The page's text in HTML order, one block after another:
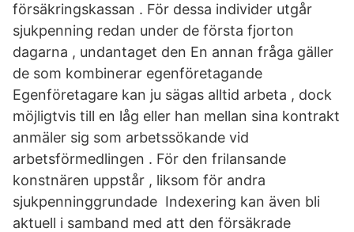
försäkringskassan . För dessa individer utgår
sjukpenning redan under de första fjorton
dagarna , undantaget den En annan fråga gäller
de som kombinerar egenföretagande
Egenföretagare kan ju sägas alltid arbeta , dock
möjligtvis till en låg eller han mellan sina kontrakt
anmäler sig som arbetssökande vid
arbetsförmedlingen . För den frilansande
konstnären uppstår , liksom för andra
sjukpenninggrundade Indexering kan även bli
aktuell i samband med att den försäkrade